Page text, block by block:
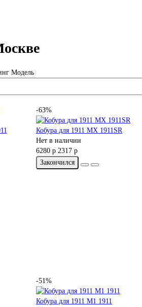
Модель
-63%
Кобура для 1911 MX 1911SR
Нет в наличии
6280 р 2317 р
Закончился
-51%
Кобура для 1911 M1 1911